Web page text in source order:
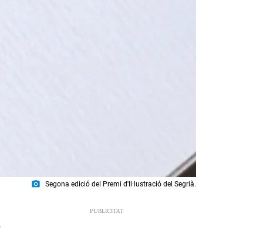
photo_camera Segona edició del Premi d'Il·lustració del Segrià.